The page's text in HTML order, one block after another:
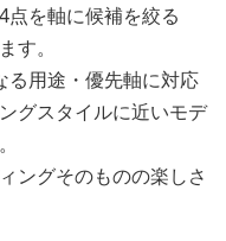
点を軸に候補を絞る
す。
る用途・優先軸に対応
グスタイルに近いモデ
ングそのものの楽しさ